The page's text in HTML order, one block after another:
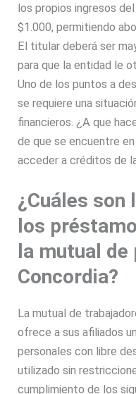
los propios ingresos
$1.000, permitiendo
El titular deberá ser
para que la entidad le
Uno de los puntos a
se requiere una
financieros.¿A que
de que se encuentre
acceder a créditos de
¿Cuáles son
los
la mutual
Concordia?
La mutual de
ofrece a sus afiliados
personales con libre
utilizado sin
cumplimiento de los